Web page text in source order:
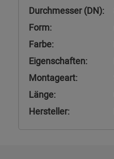
Durchmesser (DN):
Form:
Farbe:
Eigenschaften:
Montageart:
Länge:
Hersteller: